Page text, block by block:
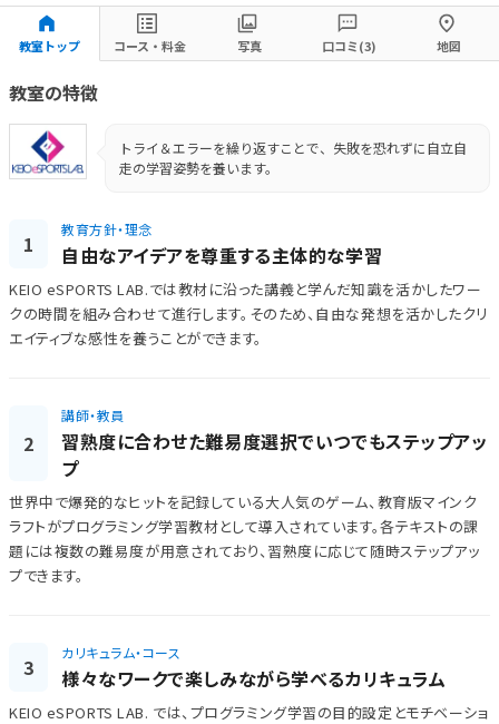
教室トップ コース・料金 写真 口コミ(3) 地図
教室の特徴
トライ＆エラーを繰り返すことで、失敗を恐れずに自立自
走の学習姿勢を養います。
1
教育方針・理念
自由なアイデアを尊重する主体的な学習
KEIO eSPORTS LAB.では教材に沿った講義と学んだ知識を活かしたワー
クの時間を組み合わせて進行します。そのため、自由な発想を活かしたクリ
エイティブな感性を養うことができます。
2
講師・教員
習熟度に合わせた難易度選択でいつでもステップアッ
プ
世界中で爆発的なヒットを記録している大人気のゲーム、教育版マインク
ラフトがプログラミング学習教材として導入されています。各テキストの課
題には複数の難易度が用意されており、習熟度に応じて随時ステップアッ
プできます。
3
カリキュラム・コース
様々なワークで楽しみながら学べるカリキュラム
KEIO eSPORTS LAB. では、プログラミング学習の目的設定とモチベーショ